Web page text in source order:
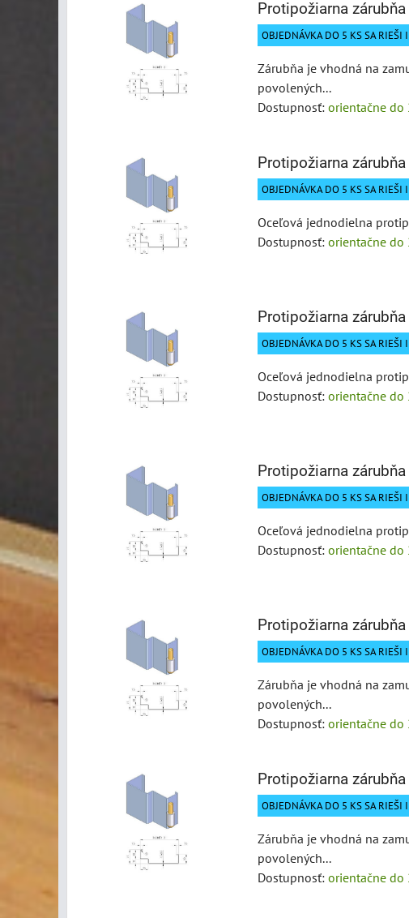
Protipožiarna
OBJEDNÁVKA DO 5 KS SA
Zárubňa je vhodná na
povolených...
Dostupnosť: orientačne do
Protipožiarna
OBJEDNÁVKA DO 5 KS SA
Oceľová jednodielna
Dostupnosť: orientačne do
Protipožiarna
OBJEDNÁVKA DO 5 KS SA
Oceľová jednodielna
Dostupnosť: orientačne do
Protipožiarna
OBJEDNÁVKA DO 5 KS SA
Oceľová jednodielna
Dostupnosť: orientačne do
Protipožiarna
OBJEDNÁVKA DO 5 KS SA
Zárubňa je vhodná na
povolených...
Dostupnosť: orientačne do
Protipožiarna
OBJEDNÁVKA DO 5 KS SA
Zárubňa je vhodná na
povolených...
Dostupnosť: orientačne do